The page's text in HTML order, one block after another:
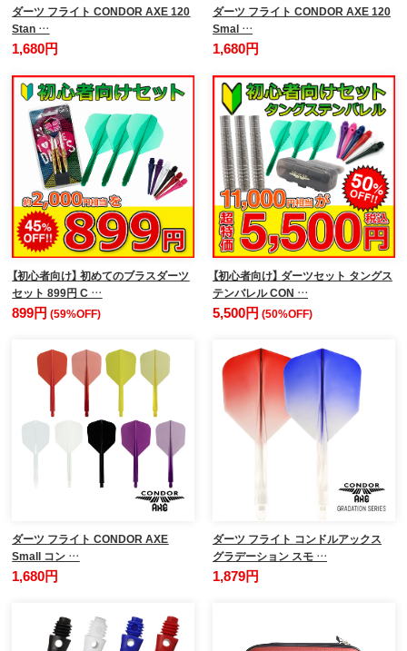
ダーツ フライト CONDOR AXE 120
Stan …
1,680円
ダーツ フライト CONDOR AXE 120
Smal …
1,680円
【初心者向け】 初めてのブラスダーツ
セット 899円 C …
899円(59%OFF)
【初心者向け】 ダーツセット タングス
テンバレル CON …
5,500円 (50%OFF)
ダーツ フライト CONDOR AXE
Small コン …
1,680円
ダーツ フライト コンドルアックス
グラデーション スモ …
1,879円